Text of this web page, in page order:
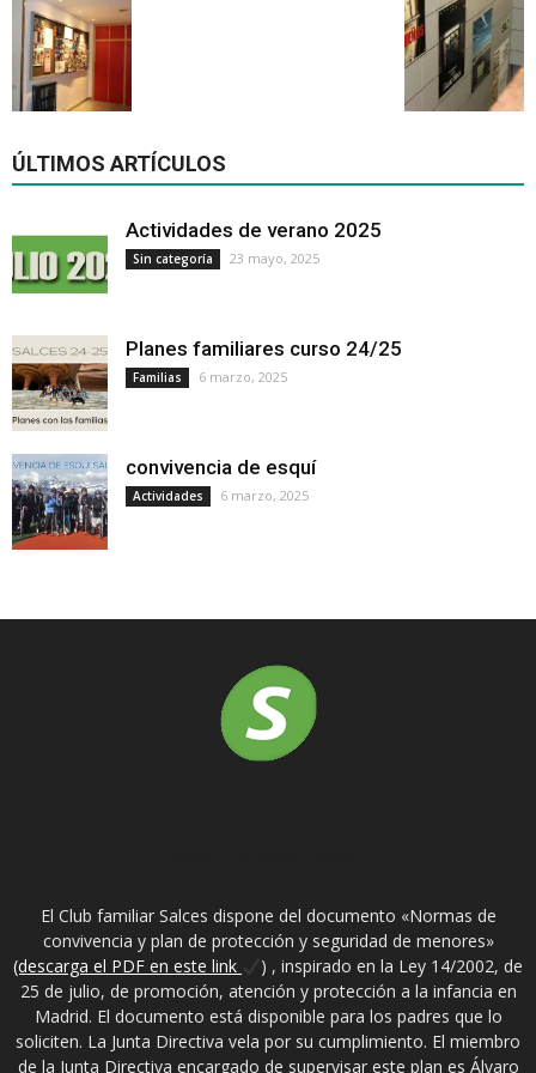
ÚLTIMOS ARTÍCULOS
Actividades de verano 2025
Sin categoría 23 mayo, 2025
Planes familiares curso 24/25
Familias 6 marzo, 2025
convivencia de esquí
Actividades 6 marzo, 2025
El Club familiar Salces dispone del documento «Normas de
convivencia y plan de protección y seguridad de menores»
(descarga el PDF en este link
) , inspirado en la Ley 14/2002, de
25 de julio, de promoción, atención y protección a la infancia en
Madrid. El documento está disponible para los padres que lo
soliciten. La Junta Directiva vela por su cumplimiento. El miembro
de la Junta Directiva encargado de supervisar este plan es Álvaro